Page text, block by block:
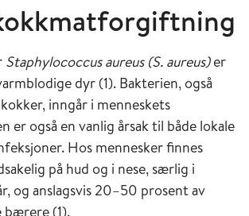
Staphylococcus aureus (S. aureus)er
dyr (1). Bakterien, også
inngår i menneskets
er også en vanlig årsak til både lokale
Hos mennesker finnes
på hud og i nese, særlig i
og anslagsvis 20–50 prosent av
bærere (1).